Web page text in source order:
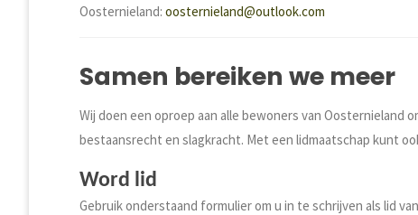
Oosternieland: oosternieland@outlook.com
Samen bereiken we meer
Wij doen een oproep aan alle bewoners van Oosternieland
bestaansrecht en slagkracht. Met een lidmaatschap kunt
Word lid
Gebruik onderstaand formulier om u in te schrijven als lid